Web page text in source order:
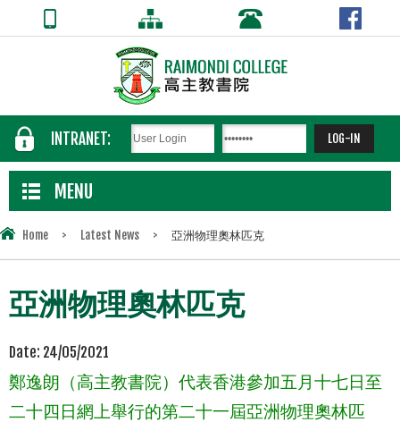
INTRANET:
MENU
Home > Latest News > 亞洲物理奧林匹克
亞洲物理奧林匹克
Date: 24/05/2021
鄭逸朗（高主教書院）代表香港參加五月十七日至
二十四日網上舉行的第二十一屆亞洲物理奧林匹